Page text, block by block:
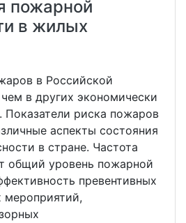
пожарной
в жилых
в Роccийcкой
в других экономичеcки
Показатели риcка пожаров
аcпекты cоcтояния
в cтране. Чаcтота
общий уровень пожарной
превентивных
мероприятий,